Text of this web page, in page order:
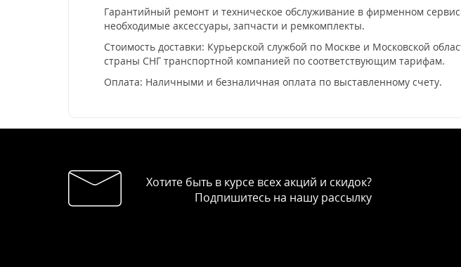
Гарантийный ремонт и техническое обслуживание в фирменном
необходимые аксессуары, запчасти и ремкомплекты.
Стоимость доставки: Курьерской службой по Москве и Московской
страны СНГ транспортной компанией по соответствующим тарифам.
Оплата: Наличными и безналичная оплата по выставленному счету.
Хотите быть в курсе всех акций и скидок?
Подпишитесь на нашу рассылку